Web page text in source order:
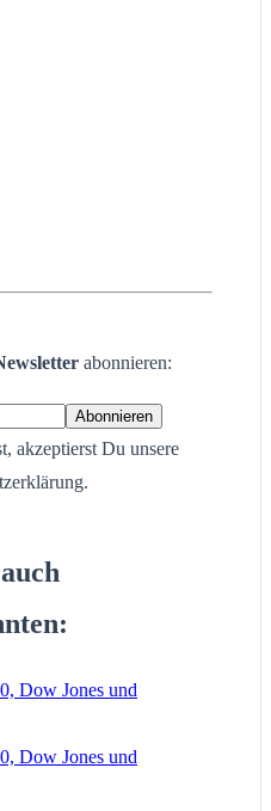
abonnieren:
akzeptierst Du unsere
Dow Jones und
Dow Jones und